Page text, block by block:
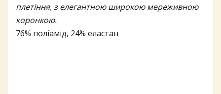
плетіння, з елегантною широкою мереживною
коронкою.
76% поліамід, 24% еластан